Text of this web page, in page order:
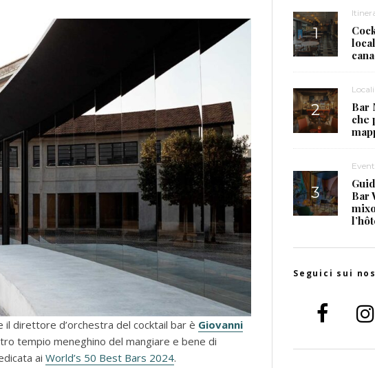
il direttore d’orchestra del cocktail bar è Giovanni
tempio meneghino del mangiare e bene di
ai World’s 50 Best Bars 2024.
Locali
Bar
che
Bar
Seguici sui